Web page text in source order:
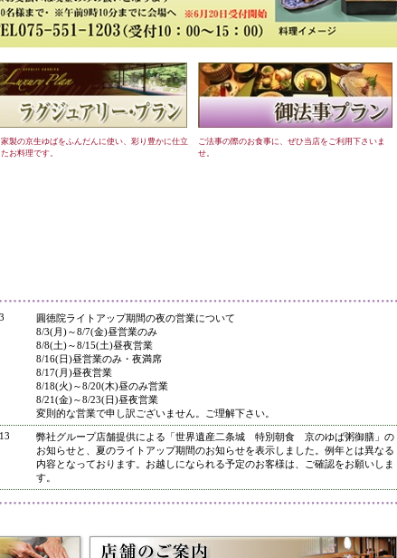
家製の京生ゆばをふんだんに使い、彩り豊かに仕立
お料理です。
ご法事の際のお食事に、ぜひ当店をご利用下さいま
せ。
圓徳院ライトアップ期間の夜の営業について
8/3(月)～8/7(金)昼営業のみ
8/8(土)～8/15(土)昼夜営業
8/16(日)昼営業のみ・夜満席
8/17(月)昼夜営業
8/18(火)～8/20(木)昼のみ営業
8/21(金)～8/23(日)昼夜営業
変則的な営業で申し訳ございません。ご理解下さい。
弊社グループ店舗提供による「世界遺産二条城 特別朝食 京のゆば粥御膳」の
お知らせと、夏のライトアップ期間のお知らせを表示しました。例年とは異なる
内容となっております。お越しになられる予定のお客様は、ご確認をお願いしま
す。
高台寺・圓徳院 春のライトアップ終了に伴い、表示を削除しました。
京料理いそべ担当・世界遺産二条城での特別昼食、高台寺冬の夜の茶会「夜咄」
終了に伴い削除させていただきました。多くのお客様にご利用いただきありがと